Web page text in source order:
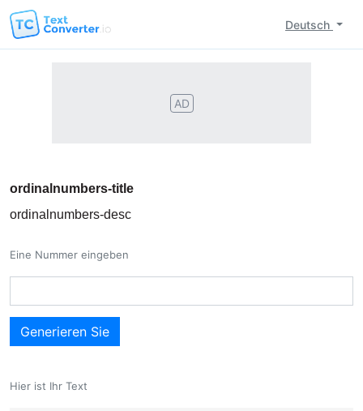
Deutsch
AD
ordinalnumbers-title
ordinalnumbers-desc
Eine Nummer eingeben
Hier ist Ihr Text
Generieren Sie